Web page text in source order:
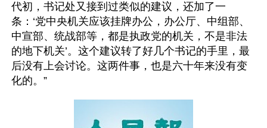
代初，书记处又接到过类似的建议，还加了一
条：‘党中央机关应该挂牌办公，办公厅、中组部、
中宣部、统战部等，都是执政党的机关，不是非法
的地下机关’。这个建议转了好几个书记的手里，最
后没有上会讨论。这两件事，也是六十年来没有变
化的。”